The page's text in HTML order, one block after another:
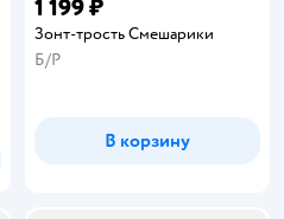
1 199 ₽
Зонт-трость Смешарики
Б/Р
В корзину